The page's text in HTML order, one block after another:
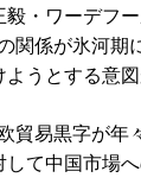
・ワーデフ
関係が氷河期
うとする意図
貿易黒字が年
して中国市場